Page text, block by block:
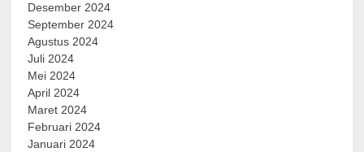
Desember 2024
September 2024
Agustus 2024
Juli 2024
Mei 2024
April 2024
Maret 2024
Februari 2024
Januari 2024